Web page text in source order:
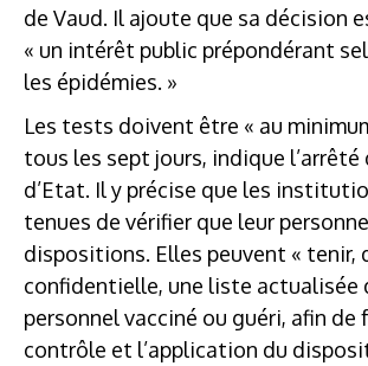
de Vaud. Il ajoute que sa décision
« un intérêt public prépondérant
les épidémies. »
Les tests doivent être « au
tous les sept jours, indique l’arrêté
d’Etat. Il y précise que les
tenues de vérifier que leur
dispositions. Elles peuvent « tenir,
confidentielle, une liste actualisée
personnel vacciné ou guéri, afin de
contrôle et l’application du